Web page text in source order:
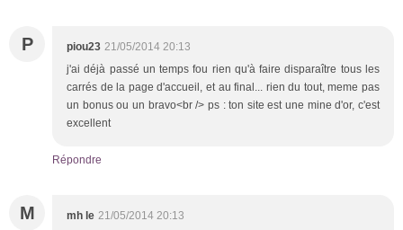
P piou23 21/05/2014 20:13
j'ai déjà passé un temps fou rien qu'à faire disparaître tous les
carrés de la page d'accueil, et au final... rien du tout, meme pas
un bonus ou un bravo<br /> ps : ton site est une mine d'or, c'est
excellent
Répondre
M mh le 21/05/2014 20:13